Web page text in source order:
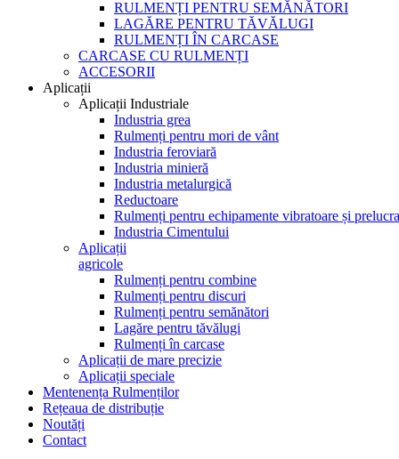
RULMENȚI PENTRU SEMĂNĂTORI
LAGĂRE PENTRU TĂVĂLUGI
RULMENȚI ÎN CARCASE
CARCASE CU RULMENȚI
ACCESORII
Aplicații
Aplicații Industriale
Industria grea
Rulmenți pentru mori de vânt
Industria feroviară
Industria minieră
Industria metalurgică
Reductoare
Rulmenți pentru echipamente vibratoare și
Industria Cimentului
Aplicații
agricole
Rulmenți pentru combine
Rulmenți pentru discuri
Rulmenți pentru semănători
Lagăre pentru tăvălugi
Rulmenți în carcase
Aplicații de mare precizie
Aplicații speciale
Mentenența Rulmenților
Rețeaua de distribuție
Noutăți
Contact